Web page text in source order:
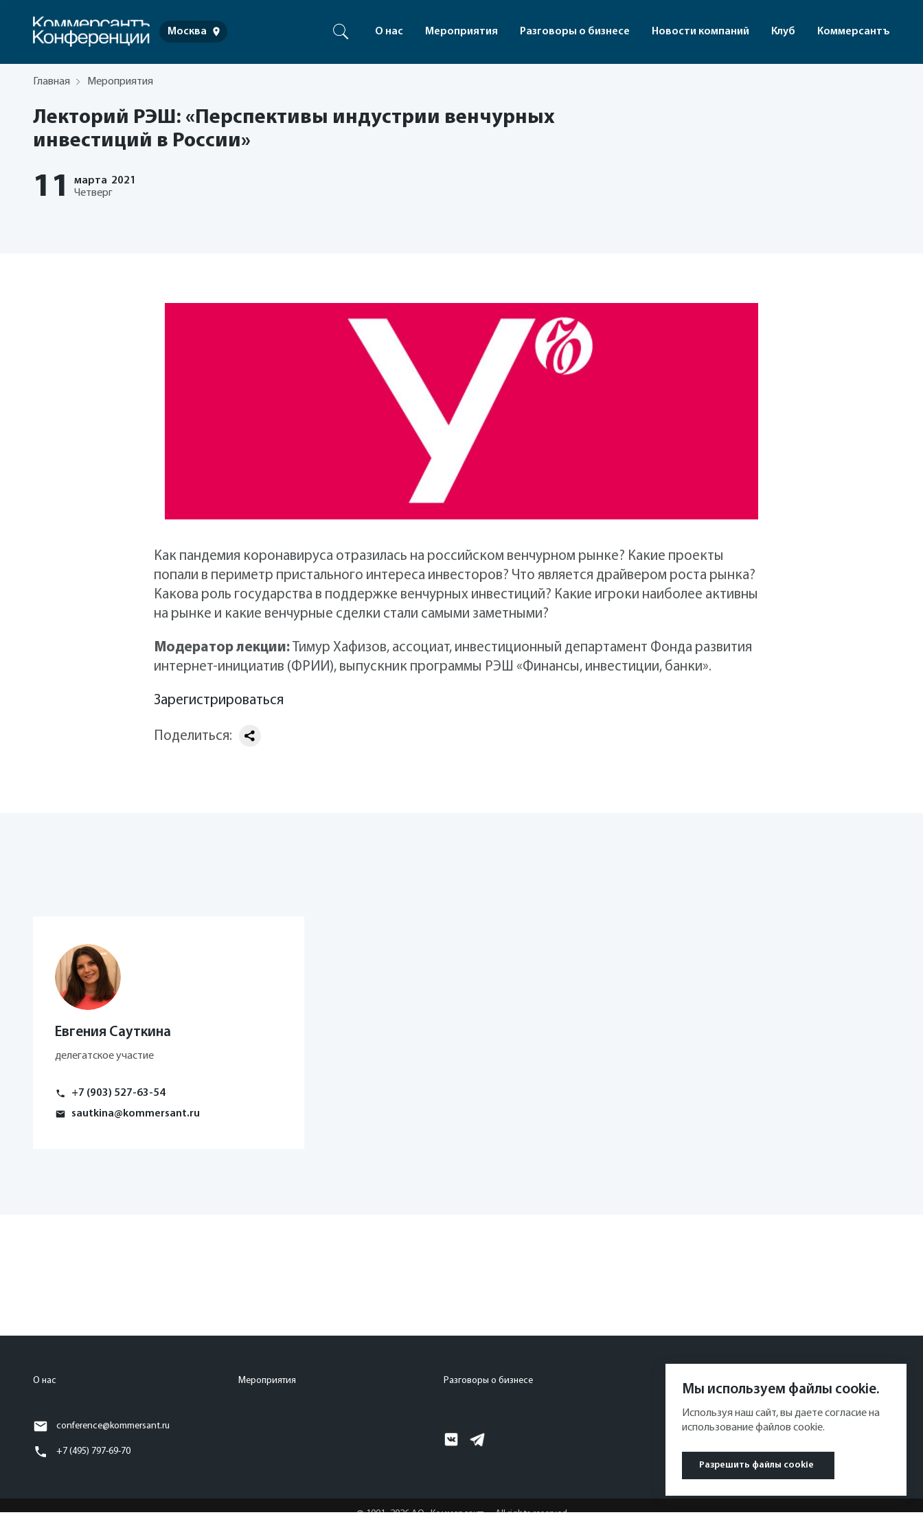
Москва О нас Мероприятия Разговоры о бизнесе Новости компаний Клуб Коммерсантъ
Главная Мероприятия
Лекторий РЭШ: «Перспективы индустрии венчурных
инвестиций в России»
11 марта 2021
Четверг
Как пандемия коронавируса отразилась на российском венчурном рынке? Какие проекты
попали в периметр пристального интереса инвесторов? Что является драйвером роста рынка?
Какова роль государства в поддержке венчурных инвестиций? Какие игроки наиболее активны
на рынке и какие венчурные сделки стали самыми заметными?
Модератор лекции: Тимур Хафизов, ассоциат, инвестиционный департамент Фонда развития
интернет-инициатив (ФРИИ), выпускник программы РЭШ «Финансы, инвестиции, банки».
Зарегистрироваться
Поделиться:
Евгения Сауткина
делегатское участие
+7 (903) 527-63-54
sautkina@kommersant.ru
О нас Мероприятия Разговоры о бизнесе
conference@kommersant.ru
+7 (495) 797-69-70
© 1991–2026 АО «Коммерсантъ». All rights reserved
Мы используем файлы cookie.
Используя наш сайт, вы даете согласие на
использование файлов cookie.
Разрешить файлы cookie